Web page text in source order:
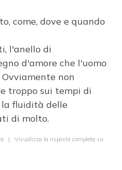
come, dove e quando
l'anello di
d'amore che l'uomo
non
troppo sui tempi di
la fluidità delle
di molto.
| Visualizza la risposta completa su